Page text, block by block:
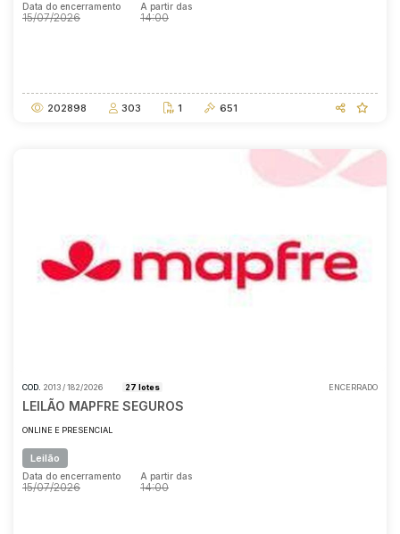
Data do encerramento
15/07/2026
A partir das
14:00
202898 303 1 651
COD. 2013 / 182/2026 27 lotes ENCERRADO
LEILÃO MAPFRE SEGUROS
ONLINE E PRESENCIAL
Leilão
Data do encerramento
15/07/2026
A partir das
14:00